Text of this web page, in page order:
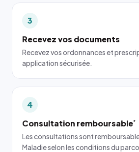
3
Recevez vos documents
Recevez vos ordonnances et
application sécurisée.
4
Consultation remboursable*
Les consultations sont
Maladie selon les conditions du